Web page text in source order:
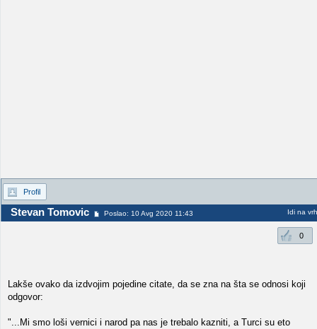
Profil
Stevan Tomovic Poslao: 10 Avg 2020 11:43 Idi na vrh
0
Lakše ovako da izdvojim pojedine citate, da se zna na šta se odnosi koji
odgovor:
"...Mi smo loši vernici i narod pa nas je trebalo kazniti, a Turci su eto